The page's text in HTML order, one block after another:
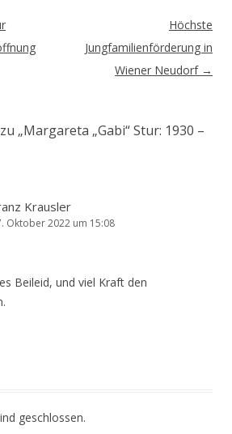
Höchste
Jungfamilienförderung in
Wiener Neudorf →
„Margareta „Gabi“ Stur: 1930 –
Krausler
Oktober 2022 um 15:08
Beileid, und viel Kraft den
geschlossen.